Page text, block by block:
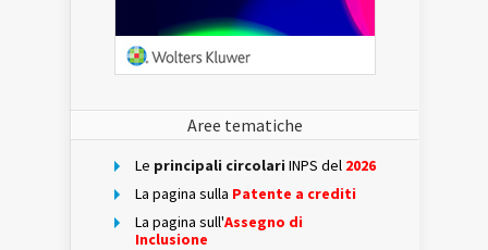
Aree tematiche
Le principali circolari INPS del 2026
La pagina sulla Patente a crediti
La pagina sull'Assegno di
Inclusione